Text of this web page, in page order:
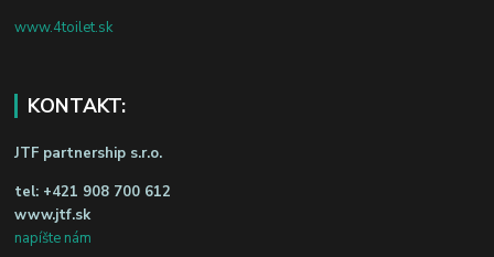
www.4toilet.sk
KONTAKT:
JTF partnership s.r.o.
tel: +421 908 700 612
www.jtf.sk
napíšte nám